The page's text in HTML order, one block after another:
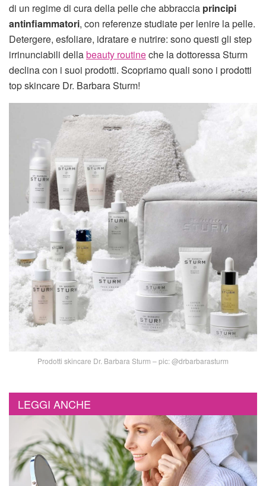
di un regime di cura della pelle che abbraccia principi
antinfiammatori, con referenze studiate per lenire la pelle.
Detergere, esfoliare, idratare e nutrire: sono questi gli step
irrinunciabili dellabeauty routineche la dottoressa Sturm
declina con i suoi prodotti. Scopriamo quali sono i prodotti
top skincare Dr. Barbara Sturm!
Prodotti skincare Dr. Barbara Sturm – pic: @drbarbarasturm
LEGGI ANCHE